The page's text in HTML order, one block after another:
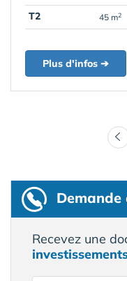
T2 45 m2
Plus d'infos ➔
Recevez une